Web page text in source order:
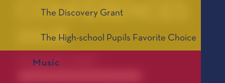
The Discovery Grant
The High-school Pupils Favorite Choice
Music
CONFÉRENCES
2018
01 janvier 2018 -